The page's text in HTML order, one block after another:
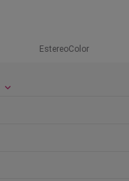
EstereoColor